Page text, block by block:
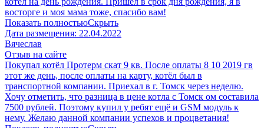
восторге и моя мама тоже, спасибо вам!
Показать полностьюСкрыть
Дата размещения: 22.04.2022
Вячеслав
Отзыв на сайте
Покупал котёл Протерм скат 9 кв. После оплаты 8 10 2019 гв
этот же день, после оплаты на карту, котёл был в
транспортной компании. Приехал в г. Томск через неделю.
Хочу отметить, что разница в цене котла с Томск ом составила
7500 рублей. Поэтому купил у ребят ещё и GSM модуль к
нему. Желаю данной компании успехов и процветания!